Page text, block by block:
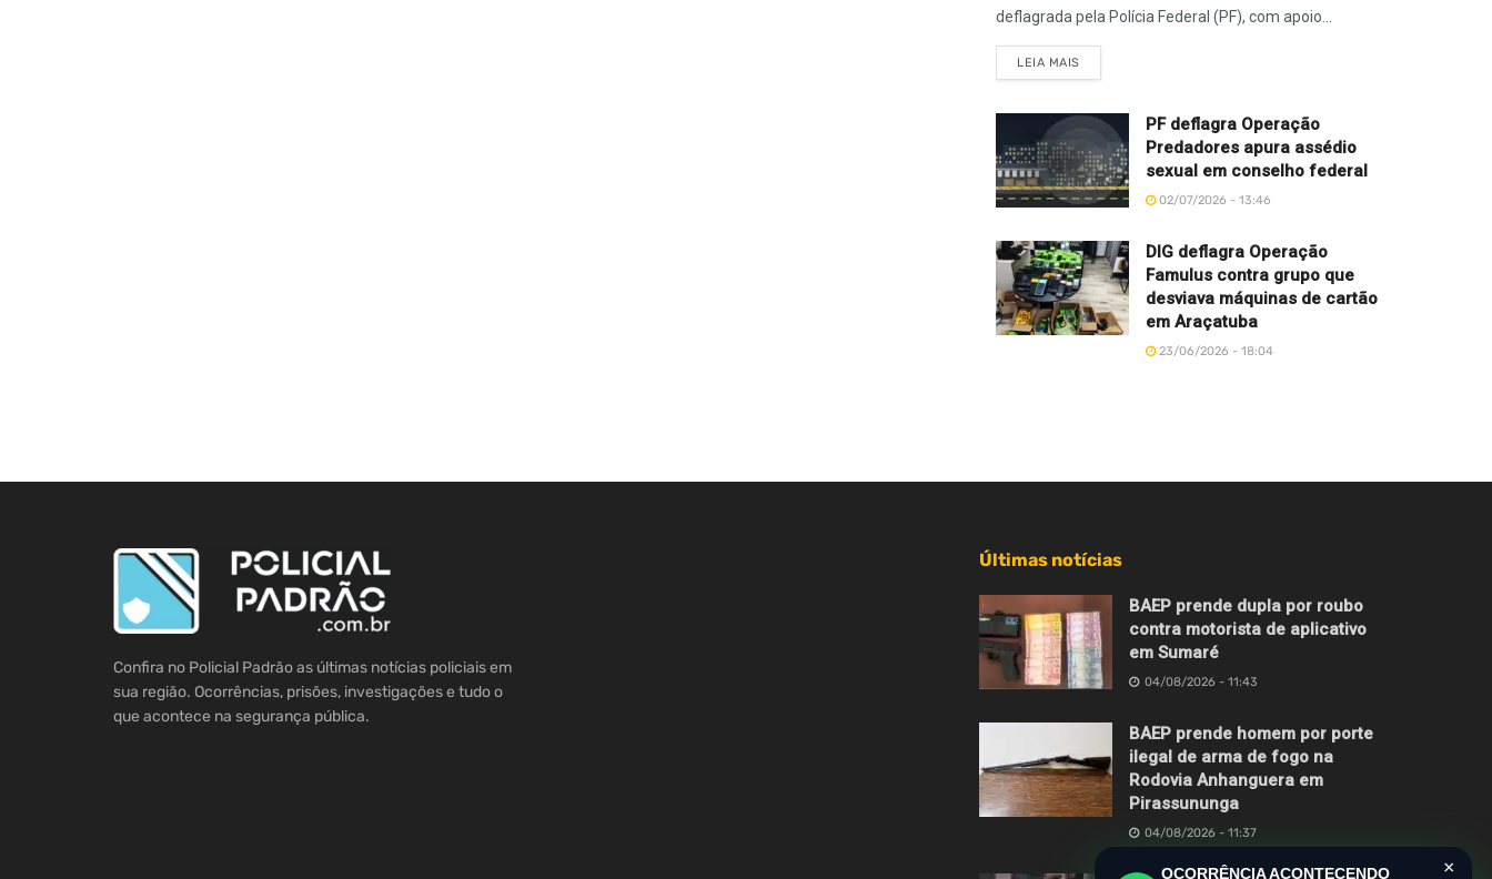
deflagrada pela Polícia Federal (PF), com apoio...
LEIA MAIS
PF deflagra Operação
Predadores apura assédio
sexual em conselho federal
02/07/2026 - 13:46
DIG deflagra Operação
Famulus contra grupo que
desviava máquinas de cartão
em Araçatuba
23/06/2026 - 18:04
Confira no Policial Padrão as últimas notícias policiais em
sua região. Ocorrências, prisões, investigações e tudo o
que acontece na segurança pública.
Últimas notícias
BAEP prende dupla por roubo
contra motorista de aplicativo
em Sumaré
04/08/2026 - 11:43
BAEP prende homem por porte
ilegal de arma de fogo na
Rodovia Anhanguera em
Pirassununga
04/08/2026 - 11:37
×
OCORRÊNCIA ACONTECENDO